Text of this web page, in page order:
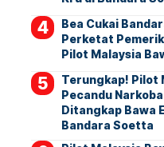
Bea Cukai
Perketat
Pilot Malaysia
Terungkap! Pilot
Pecandu
Ditangkap Bawa
Bandara Soetta